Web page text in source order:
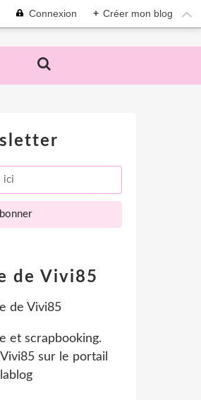
Connexion + Créer mon blog
de Vivi85
et scrapbooking.
Vivi85sur le portail